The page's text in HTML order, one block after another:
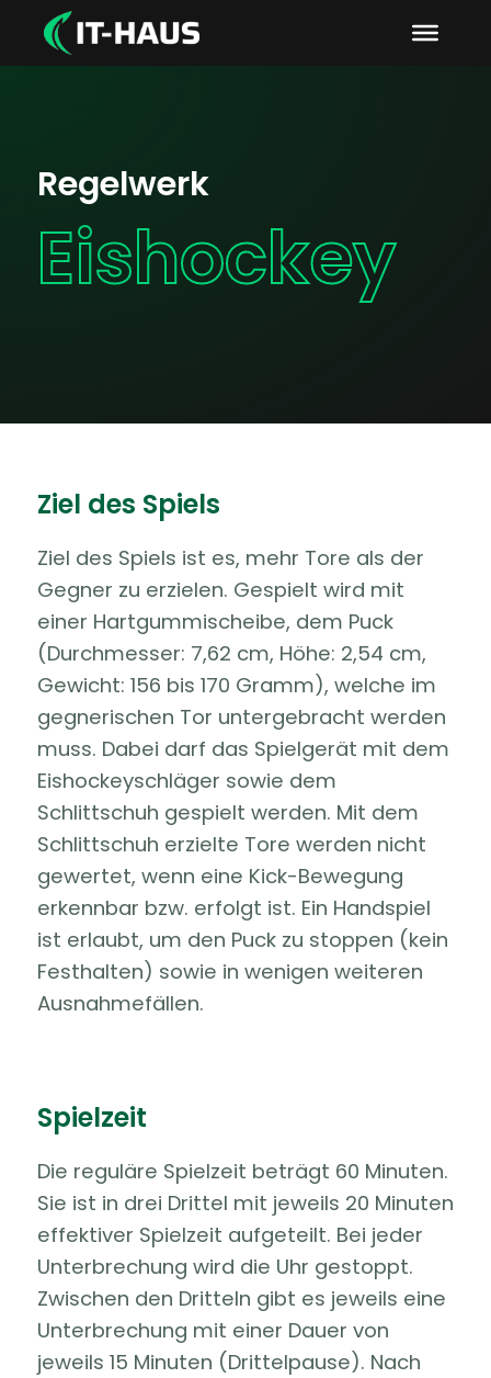
Regelwerk
Eishockey
Ziel des Spiels
Ziel des Spiels ist es, mehr Tore als der
Gegner zu erzielen. Gespielt wird mit
einer Hartgummischeibe, dem Puck
(Durchmesser: 7,62 cm, Höhe: 2,54 cm,
Gewicht: 156 bis 170 Gramm), welche im
gegnerischen Tor untergebracht werden
muss. Dabei darf das Spielgerät mit dem
Eishockeyschläger sowie dem
Schlittschuh gespielt werden. Mit dem
Schlittschuh erzielte Tore werden nicht
gewertet, wenn eine Kick-Bewegung
erkennbar bzw. erfolgt ist. Ein Handspiel
ist erlaubt, um den Puck zu stoppen (kein
Festhalten) sowie in wenigen weiteren
Ausnahmefällen.
Spielzeit
Die reguläre Spielzeit beträgt 60 Minuten.
Sie ist in drei Drittel mit jeweils 20 Minuten
effektiver Spielzeit aufgeteilt. Bei jeder
Unterbrechung wird die Uhr gestoppt.
Zwischen den Dritteln gibt es jeweils eine
Unterbrechung mit einer Dauer von
jeweils 15 Minuten (Drittelpause). Nach